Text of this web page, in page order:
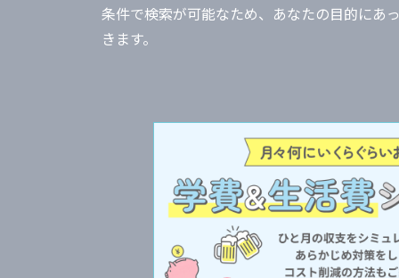
条件で検索が可能なため、あなたの目的にあ
きます。